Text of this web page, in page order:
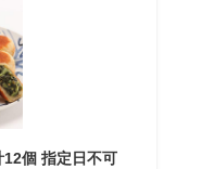
個 指定日不可